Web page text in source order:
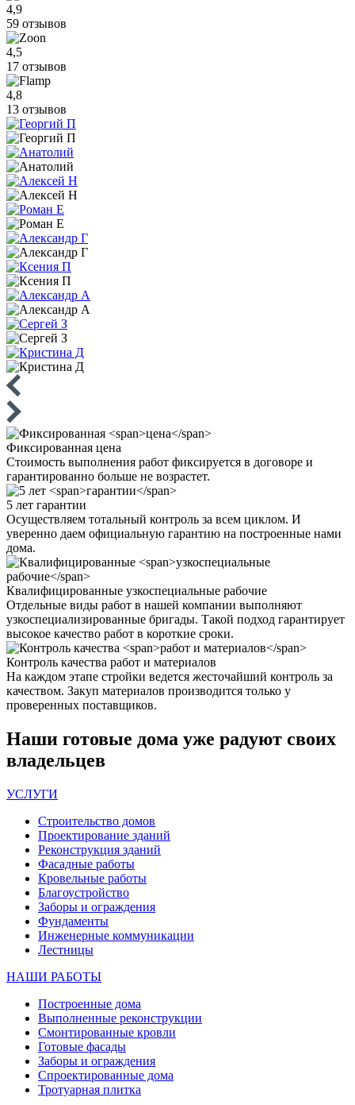
4,9
59 отзывов
4,5
17 отзывов
4,8
13 отзывов
Фиксированная цена
Стоимость выполнения работ фиксируется в договоре и
гарантированно больше не возрастет.
5 лет гарантии
Осуществляем тотальный контроль за всем циклом. И
уверенно даем официальную гарантию на построенные нами
дома.
Квалифицированные узкоспециальные рабочие
Отдельные виды работ в нашей компании выполняют
узкоспециализированные бригады. Такой подход гарантирует
высокое качество работ в короткие сроки.
Контроль качества работ и материалов
На каждом этапе стройки ведется жесточайший контроль за
качеством. Закуп материалов производится только у
проверенных поставщиков.
Наши готовые дома уже радуют своих
владельцев
УСЛУГИ
Строительство домов
Проектирование зданий
Реконструкция зданий
Фасадные работы
Кровельные работы
Благоустройство
Заборы и ограждения
Фундаменты
Инженерные коммуникации
Лестницы
НАШИ РАБОТЫ
Построенные дома
Выполненные реконструкции
Смонтированные кровли
Готовые фасады
Заборы и ограждения
Спроектированные дома
Тротуарная плитка